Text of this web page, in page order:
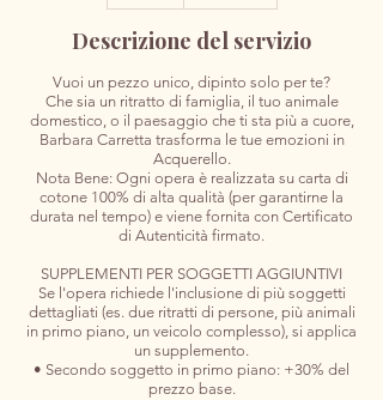
Descrizione del servizio
Vuoi un pezzo unico, dipinto solo per te?
Che sia un ritratto di famiglia, il tuo animale
domestico, o il paesaggio che ti sta più a cuore,
Barbara Carretta trasforma le tue emozioni in
Acquerello.
Nota Bene: Ogni opera è realizzata su carta di
cotone 100% di alta qualità (per garantirne la
durata nel tempo) e viene fornita con Certificato
di Autenticità firmato.
SUPPLEMENTI PER SOGGETTI AGGIUNTIVI
Se l'opera richiede l'inclusione di più soggetti
dettagliati (es. due ritratti di persone, più animali
in primo piano, un veicolo complesso), si applica
un supplemento.
• Secondo soggetto in primo piano: +30% del
prezzo base.